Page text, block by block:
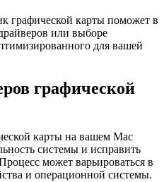
графической карты поможет в
или выборе
для вашей
графической
карты на вашем Mac
системы и исправить
может варьироваться в
и операционной системы.